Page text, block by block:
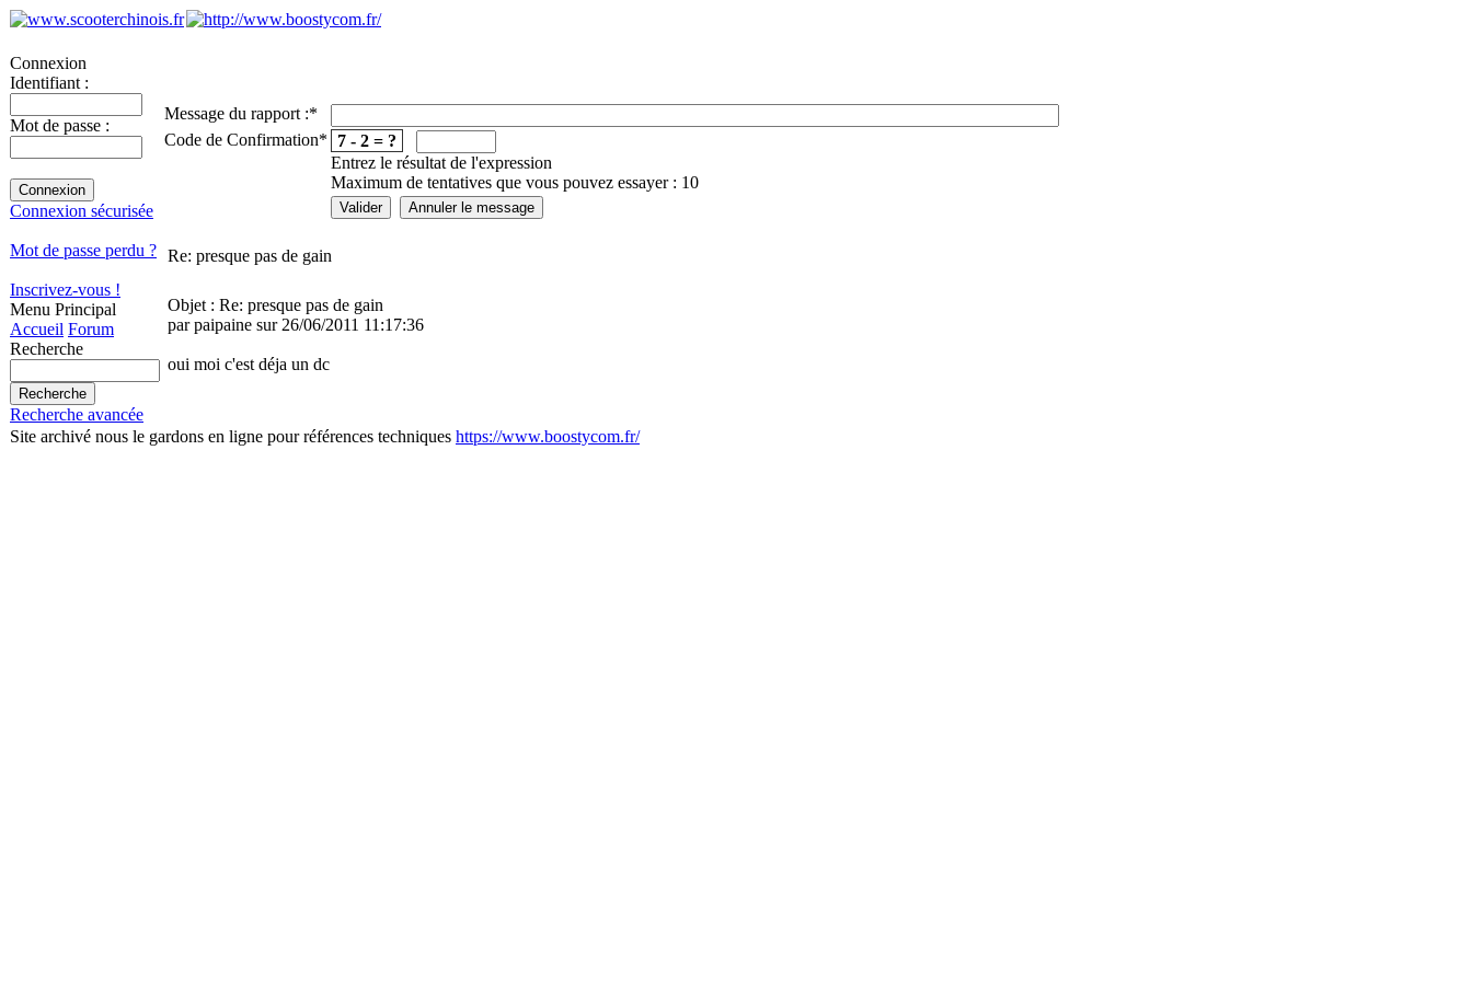
Connexion
Identifiant :
Mot de passe :
Connexion sécurisée
Mot de passe perdu ?
Inscrivez-vous !
Menu Principal
Accueil Forum
Recherche
Recherche avancée
Message du rapport :*
Code de Confirmation*
7 - 2 = ?
Entrez le résultat de l'expression
Maximum de tentatives que vous pouvez essayer : 10
Re: presque pas de gain
Objet : Re: presque pas de gain
par paipaine sur 26/06/2011 11:17:36
oui moi c'est déja un dc
Site archivé nous le gardons en ligne pour références techniques https://www.boostycom.fr/